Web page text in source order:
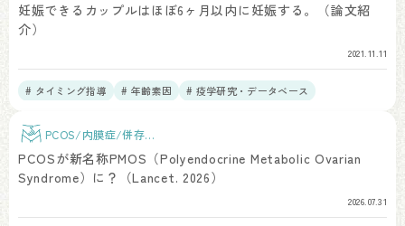
妊娠できるカップルはほぼ6ヶ月以内に妊娠する。（論文紹
介）
2021.11.11
# タイミング指導 # 年齢素因 # 疫学研究・データベース
PCOS/内膜症/併存疾
PCOSが新名称PMOS（Polyendocrine Metabolic Ovarian
Syndrome）に？（Lancet. 2026）
2026.07.31